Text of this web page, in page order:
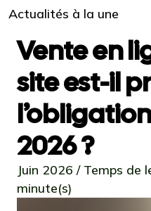
Actualités à la une
Vente en
site est-il
2026 ?
Juin 2026 / Temps de
minute(s)